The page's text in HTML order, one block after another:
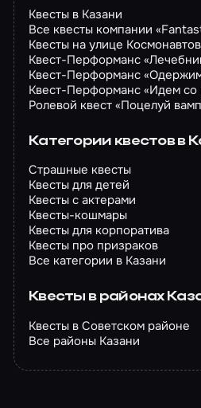
Квесты в Казани
Все квесты компании
Квесты на улице Космонавтов
Квест-Перформанс
Квест-Перформанс
Квест-Перформанс «Идем со
Ролевой квест «Поцелуй
Категории квестов в
Страшные квесты
Квесты для детей
Квесты с актерами
Квесты-кошмары
Квесты для корпоратива
Квесты про призраков
Все категории в Казани
Квесты в районах
Квесты в Советском районе
Все районы Казани